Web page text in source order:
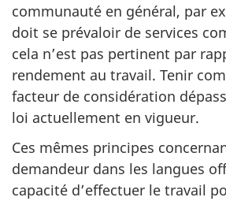
communauté en général, par
doit se prévaloir de services
cela n’est pas pertinent par
rendement au travail. Tenir
facteur de considération
loi actuellement en vigueur.
Ces mêmes principes
demandeur dans les langues
capacité d’effectuer le travail